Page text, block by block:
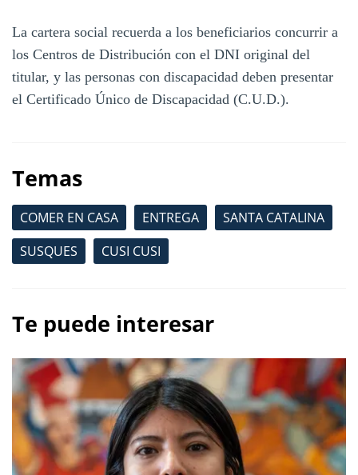
La cartera social recuerda a los beneficiarios concurrir a
los Centros de Distribución con el DNI original del
titular, y las personas con discapacidad deben presentar
el Certificado Único de Discapacidad (C.U.D.).
Temas
COMER EN CASA ENTREGA
SANTA CATALINA
SUSQUES
CUSI CUSI
Te puede interesar